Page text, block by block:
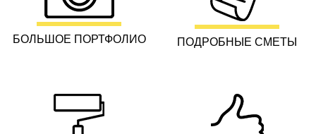
БОЛЬШОЕ ПОРТФОЛИО ПОДРОБНЫЕ СМЕТЫ